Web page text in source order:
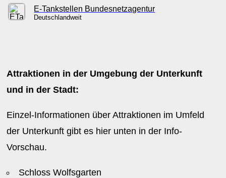
E-Tankstellen Bundesnetzagentur
Deutschlandweit
Attraktionen in der Umgebung der Unterkunft
und in der Stadt:
Einzel-Informationen über Attraktionen im Umfeld
der Unterkunft gibt es hier unten in der Info-
Vorschau.
Schloss Wolfsgarten